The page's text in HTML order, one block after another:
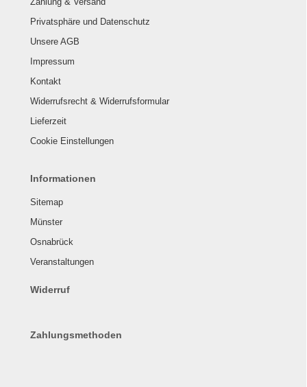
Privatsphäre und Datenschutz
Unsere AGB
Impressum
Kontakt
Widerrufsrecht & Widerrufsformular
Lieferzeit
Cookie Einstellungen
Informationen
Sitemap
Münster
Osnabrück
Veranstaltungen
Widerruf
Zahlungsmethoden